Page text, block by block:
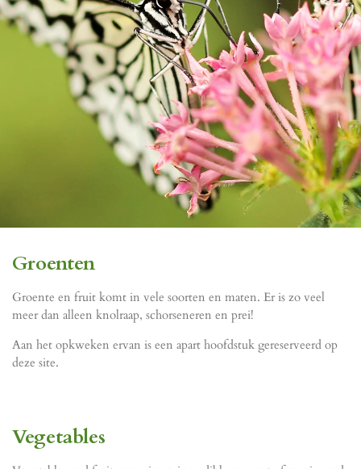
Groenten
Groente en fruit komt in vele soorten en maten. Er is zo veel
meer dan alleen knolraap, schorseneren en prei!
Aan het opkweken ervan is een apart hoofdstuk gereserveerd op
deze site.
Vegetables